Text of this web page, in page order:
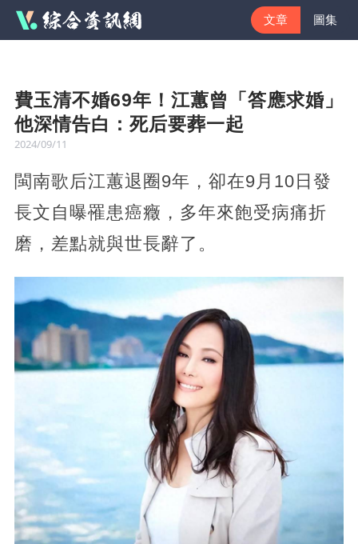
文章 圖集
費玉清不婚69年！江蕙曾「答應求婚」
他深情告白：死后要葬一起
2024/09/11
閩南歌后江蕙退圈9年，卻在9月10日發
長文自曝罹患癌癥，多年來飽受病痛折
磨，差點就與世長辭了。